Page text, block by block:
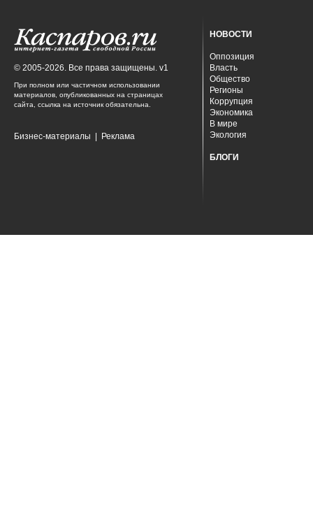
© 2005-2026. Все права защищены. v1
При полном или частичном использовании
материалов, опубликованных на страницах
сайта, ссылка на источник обязательна.
Бизнес-материалы Реклама
НОВОСТИ
Оппозиция
Власть
Общество
Регионы
Коррупция
Экономика
В мире
Экология
БЛОГИ